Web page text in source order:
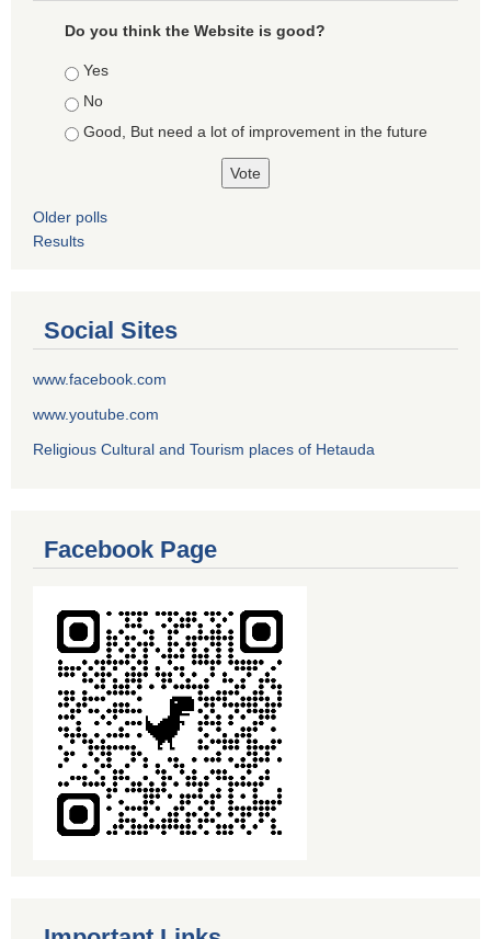
Do you think the Website is good?
Choices
Yes
No
Good, But need a lot of improvement in the future
Older polls
Results
Social Sites
www.facebook.com
www.youtube.com
Religious Cultural and Tourism places of Hetauda
Facebook Page